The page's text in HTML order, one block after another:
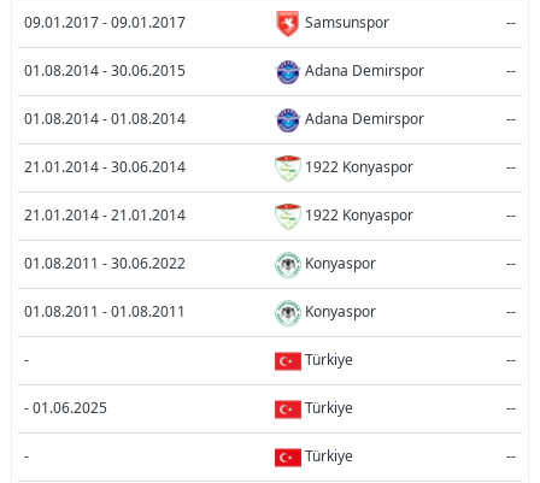
09.01.2017 - 09.01.2017 Samsunspor --
01.08.2014 - 30.06.2015 Adana Demirspor --
01.08.2014 - 01.08.2014 Adana Demirspor --
21.01.2014 - 30.06.2014 1922 Konyaspor --
21.01.2014 - 21.01.2014 1922 Konyaspor --
01.08.2011 - 30.06.2022 Konyaspor --
01.08.2011 - 01.08.2011 Konyaspor --
- Türkiye --
- 01.06.2025 Türkiye --
- Türkiye --